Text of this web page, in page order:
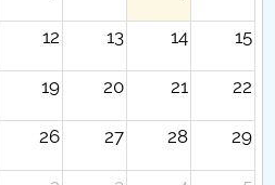
12 13 14 15
19 20 21 22
26 27 28 29